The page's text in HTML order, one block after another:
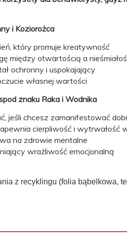
i Koziorożca
który promuje kreatywność
między otwartością a
ochronny i uspokajający
własnej wartości
znaku Raka i Wodnika
jeśli chcesz zamanifestować
cierpliwość i
na zdrowie mentalne
wrażliwość emocjonalną
z recyklingu (folia bąbelkowa,